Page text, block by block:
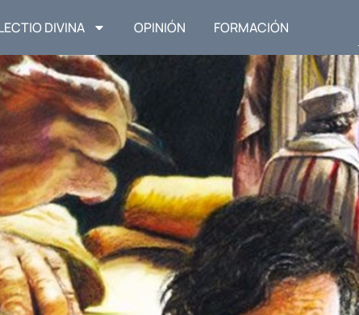
DIVINA OPINIÓN FORMACIÓN